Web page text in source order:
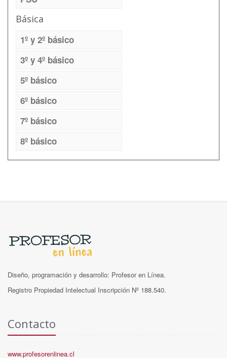
Básica
1º y 2º básico
3º y 4º básico
5º básico
6º básico
7º básico
8º básico
Diseño, programación y desarrollo: Profesor en Línea.
Registro Propiedad Intelectual Inscripción Nº 188.540.
Contacto
www.profesorenlinea.cl